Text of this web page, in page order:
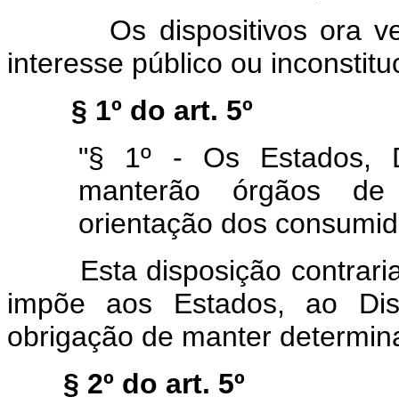
Os dispositivos ora
interesse público ou
§ 1º do art. 5º
"§ 1º - Os Estados,
manterão órgãos
orientação dos
Esta disposição contraria
impõe aos Estados, ao
obrigação de manter
§ 2º do art. 5º